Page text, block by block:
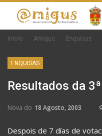
Inicio Amigus Enquisas
ENQUISAS
Resultados da
Nova do 18 Agosto, 2003
Despois de 7 días de